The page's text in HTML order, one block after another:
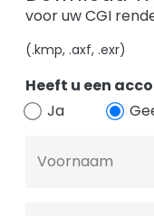
voor uw CGI
(.kmp, .axf, .exr)
Heeft u een
Ja
Voornaam